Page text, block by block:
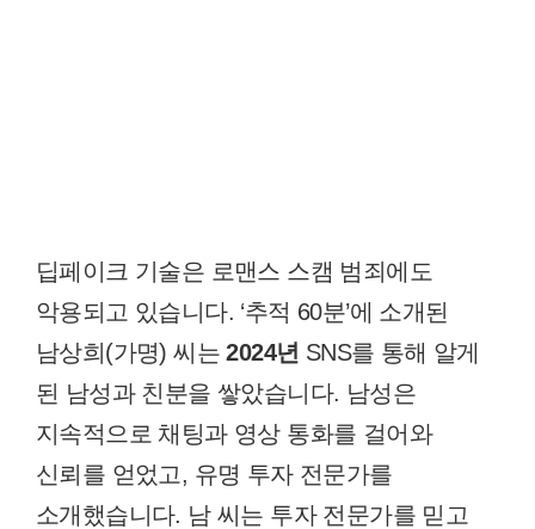
딥페이크 기술은 로맨스 스캠 범죄에도
악용되고 있습니다. ‘추적 60분’에 소개된
남상희(가명) 씨는2024년 SNS를 통해 알게
된 남성과 친분을 쌓았습니다. 남성은
지속적으로 채팅과 영상 통화를 걸어와
신뢰를 얻었고, 유명 투자 전문가를
소개했습니다. 남 씨는 투자 전문가를 믿고